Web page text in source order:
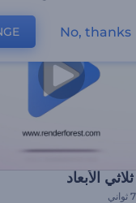
الأبعاد
7 ثواني
No, thanks